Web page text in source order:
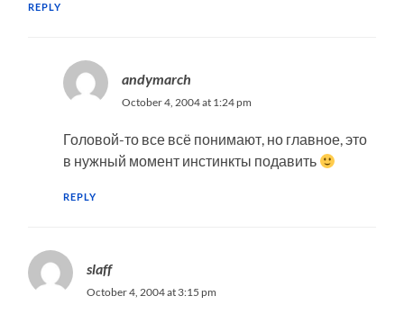
REPLY
andymarch
October 4, 2004 at 1:24 pm
Головой-то все всё понимают, но главное, это
в нужный момент инстинкты подавить
REPLY
slaff
October 4, 2004 at 3:15 pm